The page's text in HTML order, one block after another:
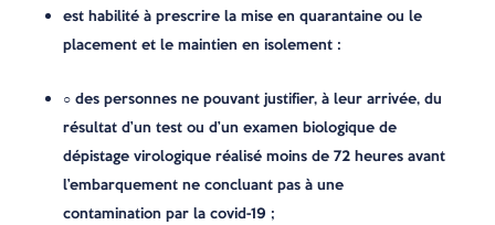
est habilité à prescrire la mise en quarantaine ou le
placement et le maintien en isolement :
○ des personnes ne pouvant justifier, à leur arrivée, du
résultat d’un test ou d’un examen biologique de
dépistage virologique réalisé moins de 72 heures avant
l’embarquement ne concluant pas à une
contamination par la covid-19 ;